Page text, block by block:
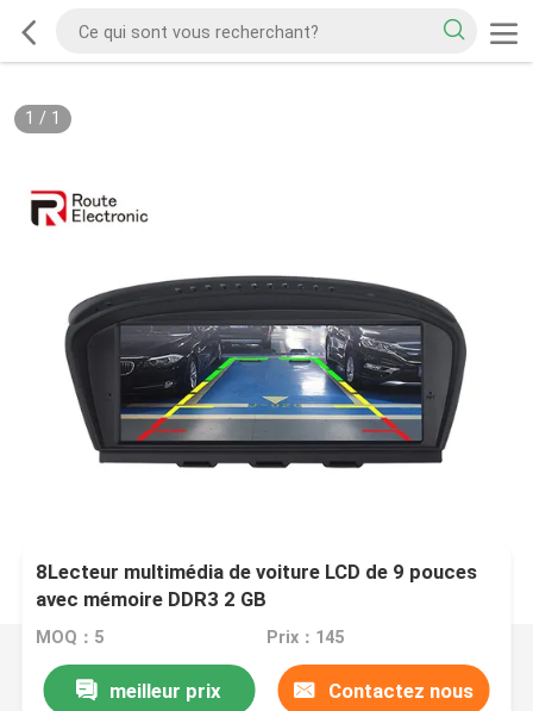
1 / 1
8Lecteur multimédia de voiture LCD de 9 pouces
avec mémoire DDR3 2 GB
MOQ：5 Prix：145
meilleur prix Contactez nous